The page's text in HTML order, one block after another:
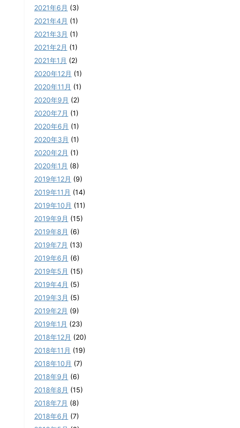
2021年6月 (3)
2021年4月 (1)
2021年3月 (1)
2021年2月 (1)
2021年1月 (2)
2020年12月 (1)
2020年11月 (1)
2020年9月 (2)
2020年7月 (1)
2020年6月 (1)
2020年3月 (1)
2020年2月 (1)
2020年1月 (8)
2019年12月 (9)
2019年11月 (14)
2019年10月 (11)
2019年9月 (15)
2019年8月 (6)
2019年7月 (13)
2019年6月 (6)
2019年5月 (15)
2019年4月 (5)
2019年3月 (5)
2019年2月 (9)
2019年1月 (23)
2018年12月 (20)
2018年11月 (19)
2018年10月 (7)
2018年9月 (6)
2018年8月 (15)
2018年7月 (8)
2018年6月 (7)